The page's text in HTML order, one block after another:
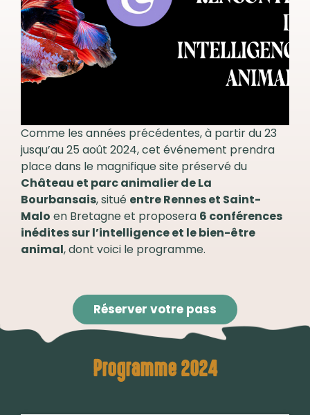
Comme les années précédentes, à partir du 23
jusqu’au 25 août 2024, cet événement prendra
place dans le magnifique site préservé du
Château et parc animalier de La
Bourbansais, situé entre Rennes et Saint-
Malo en Bretagne et proposera 6 conférences
inédites sur l’intelligence et le bien-être
animal, dont voici le programme.
Réserver votre pass
Programme 2024